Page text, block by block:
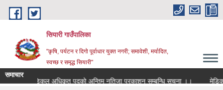
Skip to main content
सियारी गाउँपालिका
"कृषि, पर्यटन र दिगो पूर्वाधार युक्त नगरी; समावेशी, मर्यादित,
स्वच्छ र समृद्ध सियारी"
समाचार
मेडिकल अधिकृत पदकाे अन्तिम नतिजा प्रकाशन सम्बन्धि सुचना ।।
मेडिकल